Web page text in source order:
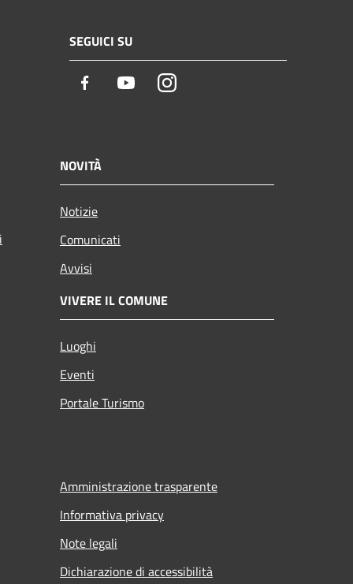
SEGUICI SU
Facebook YoutubeInstagram
NOVITÀ
Notizie
Comunicati
Avvisi
VIVERE IL COMUNE
Luoghi
Eventi
Portale Turismo
Amministrazione trasparente
Informativa privacy
Note legali
Dichiarazione di accessibilità